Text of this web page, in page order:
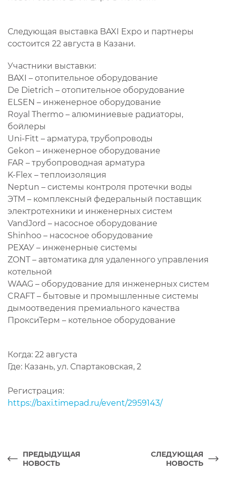
Следующая выставка BAXI Expo и партнеры
состоится 22 августа в Казани.
Участники выставки:
BAXI – отопительное оборудование
De Dietrich – отопительное оборудование
ELSEN – инженерное оборудование
Royal Thermo – алюминиевые радиаторы,
бойлеры
Uni-Fitt – арматура, трубопроводы
Gekon – инженерное оборудование
FAR – трубопроводная арматура
K-Flex – теплоизоляция
Neptun – системы контроля протечки воды
ЭТМ – комплексный федеральный поставщик
электротехники и инженерных систем
VandJord – насосное оборудование
Shinhoo – насосное оборудование
РЕХАУ – инженерные системы
ZONT – автоматика для удаленного управления
котельной
WAAG – оборудование для инженерных систем
CRAFT – бытовые и промышленные системы
дымоотведения премиального качества
ПроксиТерм – котельное оборудование
Когда: 22 августа
Где: Казань, ул. Спартаковская, 2
Регистрация:
https://baxi.timepad.ru/event/2959143/
ПРЕДЫДУЩАЯ
НОВОСТЬ
СЛЕДУЮЩАЯ
НОВОСТЬ